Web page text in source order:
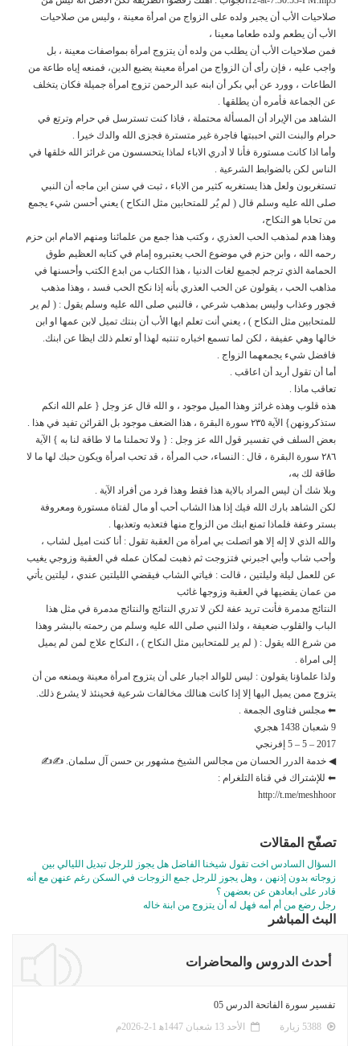
صلاحيات الأب أن يجبر ولده على الزواج من امرأة معينة ، وليس من صلاحيات
الأب أن يطعم ولده طعاما معينا ،
فمن صلاحيات الأب أن يطلب من ولده أن يتزوج امرأة بمواصفات معينة ، بل
واجب عليه ، فإن رأى أن الزواج من امرأة معينة يضيع الدين، فمنعه إياه طاعة من
الطاعات ، وورد عن أبي بكر أن ابنه عبد الرحمن تزوج امرأة جميلة فكان يتخلف
عن الجماعة فأمره أن يطلقها .
الشاهد من الإيراد أن المسألة محتملة ، فاذا كنت تسترسل في حرام وترتع في
حرام والبنت التي احببتها فاجرة غير متسترة فجزى الله والدك خيرا .
وأما اذا كانت مستورة فأنا لا أدري الاباء لماذا يتحسسون من غرائز الله خلقها في
الناس لكن بالضوابط الشرعية .
تستغربون ولعل هذا يستغربه كثير من الاباء ، ثبت في سنن ابن ماجه أن النبي
صلى الله عليه وسلم قال ( لم يُر للمتحابين مثل النكاح ) يعني أحسن شيء يجمع
من تحابا هو النكاح،
وهذا هدم لمذهب الحب العذري ، وكتب هذا جمع من علمائنا ومنهم الامام ابن حزم
رحمه الله ، وابن حزم في موضوع الحب يعتبروه إمام في كتابه العظيم طوق
الحمامة الذي ترجم لجميع لغات الدنيا ، هذا الكتاب من ابدع الكتب وأحسنها في
مذاهب الحب ، يقولون عن الحب العذري بأنه إذا نكح الحب فسد ، وهذا مذهب
فجور وعذاب وليس بمذهب شرعي ، فالنبي صلى الله عليه وسلم يقول : ( لم ير
للمتحابين مثل النكاح ) ، يعني أنت تعلم ابها الأب أن بنتك تميل لابن عمها او ابن
خالها وهي عفيفة ، لكن لما تسمع اخباره تنتبه لهذا أو تعلم ذلك ايظا عن ابنك.
فافضل شيء يجمعهما الزواج .
أما أن تقول أريد أن اعاقب .
تعاقب ماذا .
هذه قلوب وهذه غرائز وهذا الميل موجود ، و الله قال عز وجل { علم الله انكم
ستذكرونهن} الآية ٢٣٥ سورة البقرة ، هذا الضعف موجود بل القرائن تفيد في هذا .
بعض السلف في تفسير قول الله عز وجل : { ولا تحملنا ما لا طاقة لنا به } الآية
٢٨٦ سورة البقرة ، قال : النساء، حب المرأة ، قد تحب امرأة ويكون حبك لها ما لا
طاقة لك به،
وبلا شك أن ليس المراد بالاية هذا فقط وهذا فرد من أفراد الآية .
لكن الشاهد بارك الله فيك إذا هذا الشاب أحب أو مال لفتاة مستورة ومعروفة
بستر وعفة فلماذا تمنع ابنك من الزواج منها فتعذبه وتعذبها .
والله الذي لا إله إلا هو اتصلت بي امرأة من العقبة تقول : أنا كنت اميل لشاب ،
وأحب شاب وأبي اجبرني فتزوجت ثم ذهبت لمكان عمله في العقبة وزوجي يغيب
عن للعمل ليلة وليلتين ، قالت : فياتي الشاب فيقضي الليلتين عندي ، ليلتين يأتي
من عمان يقضيها في العقبة وزوجها غائب
النتائج مدمرة فأنت تريد عفة لكن لا تدري النتائج والنتائج مدمرة في مثل هذا
الباب والقلوب ضعيفة ، ولذا النبي صلى الله عليه وسلم من رحمته بالبشر وهذا
من شرع الله يقول : ( لم ير للمتحابين مثل النكاح ) ، النكاح علاج لمن لم يميل
إلى امراة .
ولذا علماؤنا يقولون : ليس للوالد اجبار على أن يتزوج امرأة معينة ويمنعه من أن
يتزوج ممن يميل اليها إلا إذا كانت هنالك مخالفات شرعية فحينئذ لا يشرع ذلك.
⬅ مجلس فتاوى الجمعة .
9 شعبان 1438 هجري
2017 – 5 – 5 إفرنجي
◀ خدمة الدرر الحسان من مجالس الشيخ مشهور بن حسن آل سلمان. ✍✍
⬅ للإشتراك في قناة التلغرام :
http://t.me/meshhoor
تصفّح المقالات
السؤال السادس اخت تقول شيخنا الفاضل هل يجوز للرجل تبديل الليالي بين
زوجاته بدون إذنهن ، وهل يجوز للرجل جمع الزوجات في السكن رغم عنهن مع أنه
قادر على ابعادهن عن بعضهن ؟
رجل رضع من أم أمه فهل له أن يتزوج من ابنة خاله
البث المباشر
أحدث الدروس والمحاضرات
تفسير سورة الفاتحة الدرس 05
الأحد 13 شعبان 1447ﻫ 1-2-2026م